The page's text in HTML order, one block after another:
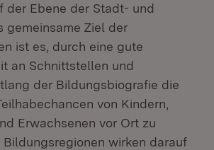
der Ebene der Stadt- und
gemeinsame Ziel der
ist es, durch eine gute
an Schnittstellen und
der Bildungsbiografie die
von Kindern,
Erwachsenen vor Ort zu
Bildungsregionen wirken darauf